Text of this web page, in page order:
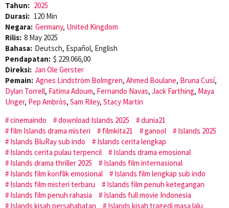
Tahun: 2025
Durasi: 120 Min
Negara: Germany, United Kingdom
Rilis: 8 May 2025
Bahasa: Deutsch, Español, English
Pendapatan: $ 229.066,00
Direksi: Jan Ole Gerster
Pemain: Agnes Lindström Bolmgren, Ahmed Boulane, Bruna Cusí,
Dylan Torrell, Fatima Adoum, Fernando Navas, Jack Farthing, Maya
Unger, Pep Ambròs, Sam Riley, Stacy Martin
cinemaindo
download Islands 2025
dunia21
film Islands drama misteri
filmkita21 ganool
Islands 2025
Islands BluRay sub indo
Islands cerita lengkap
Islands cerita pulau terpencil
Islands drama emosional
Islands drama thriller 2025
Islands film internasional
Islands film konflik emosional
Islands film lengkap sub indo
Islands film misteri terbaru
Islands film penuh ketegangan
Islands film penuh rahasia
Islands full movie Indonesia
Islands kisah persahabatan
Islands kisah tragedi masa lalu